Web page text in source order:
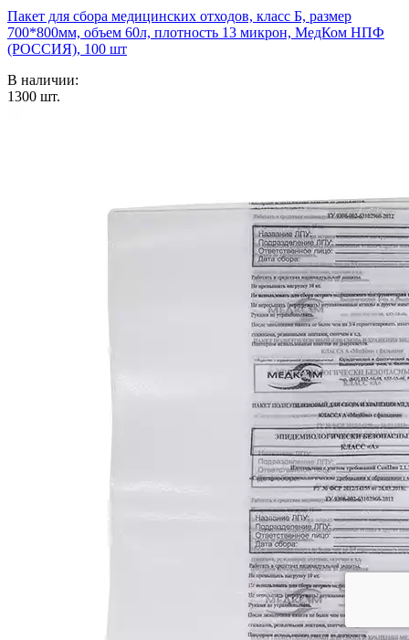
Пакет для сбора медицинских отходов, класс Б, размер
700*800мм, объем 60л, плотность 13 микрон, МедКом НПФ
(РОССИЯ), 100 шт
В наличии:
1300 шт.